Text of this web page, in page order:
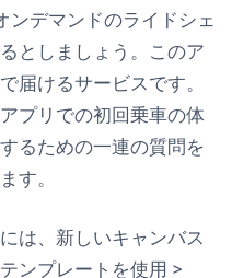
ンデマンドのライドシェ
としましょう。このア
届けるサービスです。
プリでの初回乗車の体
るための一連の質問を
す。
は、新しいキャンバス
ンプレートを使用 >